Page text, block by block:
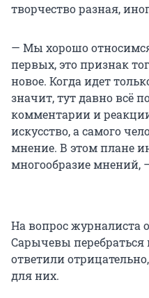
творчество разная,
— Мы хорошо
первых, это признак
новое. Когда идет
значит, тут давно всё
комментарии и
искусство, а самого
мнение. В этом плане
многообразие мнений,
На вопрос журналиста
Сарычевы перебраться
ответили
для них.